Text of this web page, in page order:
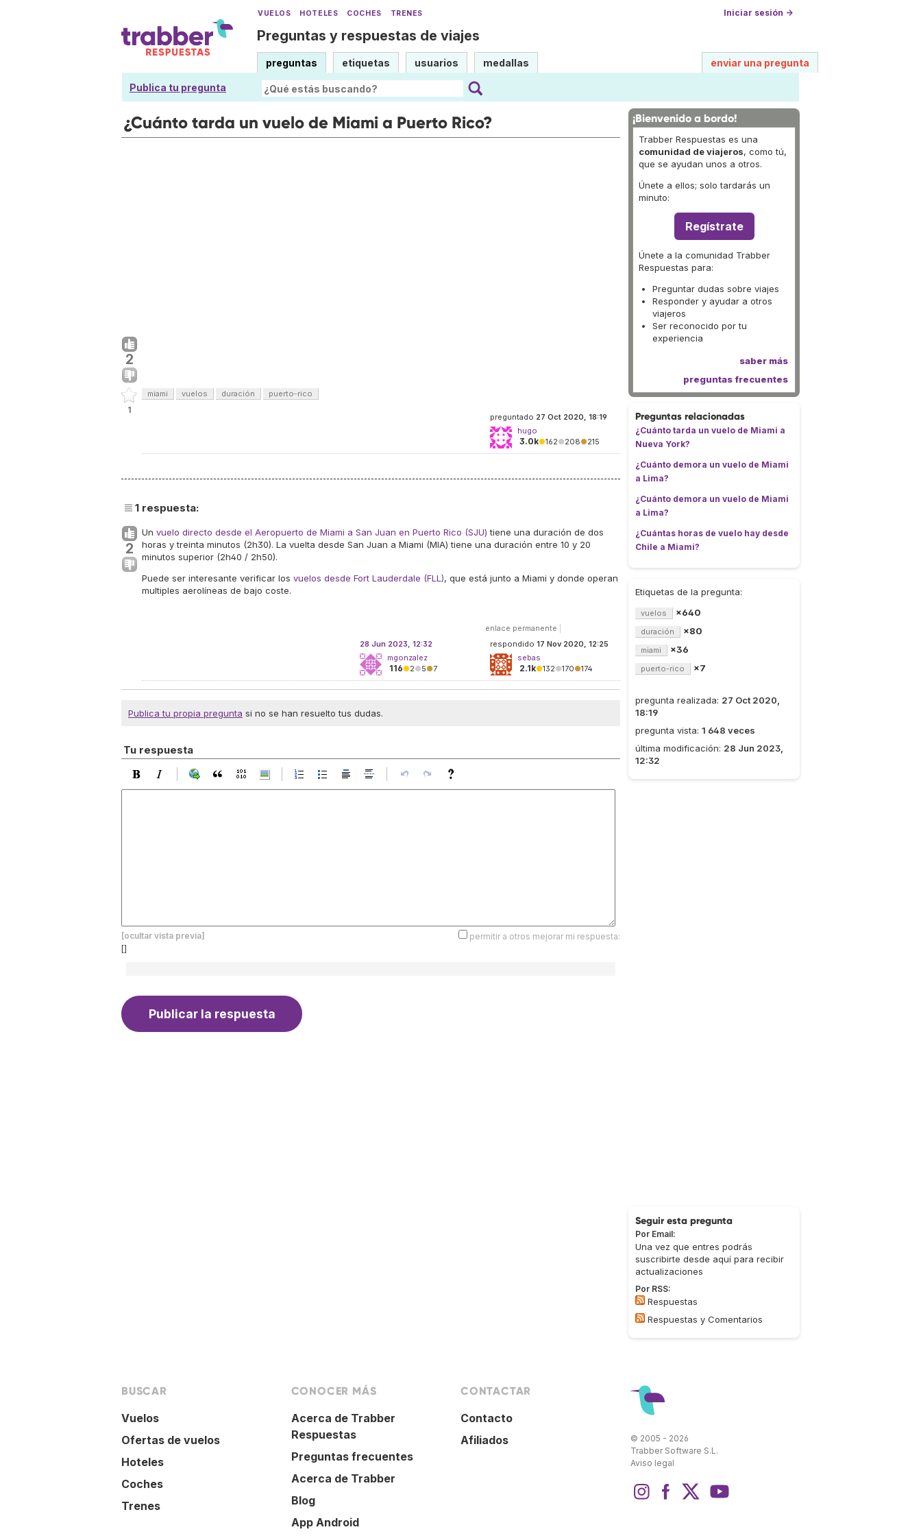
VUELOS HOTELES COCHES TRENES Iniciar sesión →
Preguntas y respuestas de viajes
preguntas etiquetas usuarios medallas enviar una pregunta
Publica tu pregunta
¿Cuánto tarda un vuelo de Miami a Puerto Rico?
2
1
miami vuelos duración puerto-rico
preguntado 27 Oct 2020, 18:19
hugo
3.0k●162●208●215
1 respuesta:
2
Un vuelo directo desde el Aeropuerto de Miami a San Juan en Puerto Rico (SJU) tiene una duración de dos
horas y treinta minutos (2h30). La vuelta desde San Juan a Miami (MIA) tiene una duración entre 10 y 20
minutos superior (2h40 / 2h50).
Puede ser interesante verificar los vuelos desde Fort Lauderdale (FLL), que está junto a Miami y donde operan
multiples aerolíneas de bajo coste.
enlace permanente
respondido 17 Nov 2020, 12:25
sebas
2.1k●132●170●174
28 Jun 2023, 12:32
mgonzalez
116●2●5●7
Publica tu propia pregunta si no se han resuelto tus dudas.
Tu respuesta
[ocultar vista previa]
permitir a otros mejorar mi respuesta:
[]
¡Bienvenido a bordo!
Trabber Respuestas es una
comunidad de viajeros, como tú,
que se ayudan unos a otros.
Únete a ellos; solo tardarás un
minuto:
Regístrate
Únete a la comunidad Trabber
Respuestas para:
Preguntar dudas sobre viajes
Responder y ayudar a otros
viajeros
Ser reconocido por tu
experiencia
saber más
preguntas frecuentes
Preguntas relacionadas
¿Cuánto tarda un vuelo de Miami a
Nueva York?
¿Cuánto demora un vuelo de Miami
a Lima?
¿Cuánto demora un vuelo de Miami
a Lima?
¿Cuántas horas de vuelo hay desde
Chile a Miami?
Etiquetas de la pregunta:
vuelos ×640
duración ×80
miami ×36
puerto-rico ×7
pregunta realizada: 27 Oct 2020,
18:19
pregunta vista: 1 648 veces
última modificación: 28 Jun 2023,
12:32
Seguir esta pregunta
Por Email:
Una vez que entres podrás
suscribirte desde aquí para recibir
actualizaciones
Por RSS:
Respuestas
Respuestas y Comentarios
BUSCAR
Vuelos
Ofertas de vuelos
Hoteles
Coches
Trenes
CONOCER MÁS
Acerca de Trabber
Respuestas
Preguntas frecuentes
Acerca de Trabber
Blog
App Android
CONTACTAR
Contacto
Afiliados
© 2005 - 2026
Trabber Software S.L.
Aviso legal